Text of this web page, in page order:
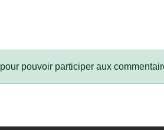
pour pouvoir participer aux